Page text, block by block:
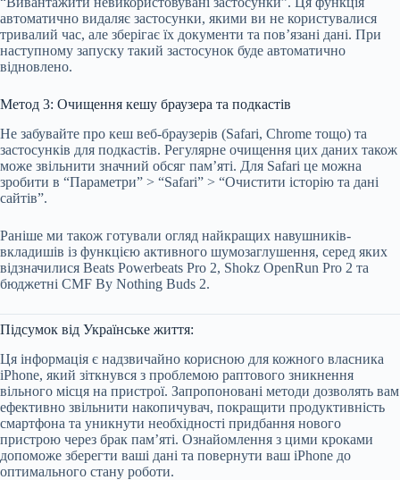
автоматично видаляє застосунки, якими ви не користувалися
тривалий час, але зберігає їх документи та пов’язані дані. При
наступному запуску такий застосунок буде автоматично
відновлено.
Метод 3: Очищення кешу браузера та подкастів
Не забувайте про кеш веб-браузерів (Safari, Chrome тощо) та
застосунків для подкастів. Регулярне очищення цих даних також
може звільнити значний обсяг пам’яті. Для Safari це можна
зробити в “Параметри” > “Safari” > “Очистити історію та дані
сайтів”.
Раніше ми також готували огляд найкращих навушників-
вкладишів із функцією активного шумозаглушення, серед яких
відзначилися Beats Powerbeats Pro 2, Shokz OpenRun Pro 2 та
бюджетні CMF By Nothing Buds 2.
Підсумок від Українське життя:
Ця інформація є надзвичайно корисною для кожного власника
iPhone, який зіткнувся з проблемою раптового зникнення
вільного місця на пристрої. Запропоновані методи дозволять вам
ефективно звільнити накопичувач, покращити продуктивність
смартфона та уникнути необхідності придбання нового
пристрою через брак пам’яті. Ознайомлення з цими кроками
допоможе зберегти ваші дані та повернути ваш iPhone до
оптимального стану роботи.